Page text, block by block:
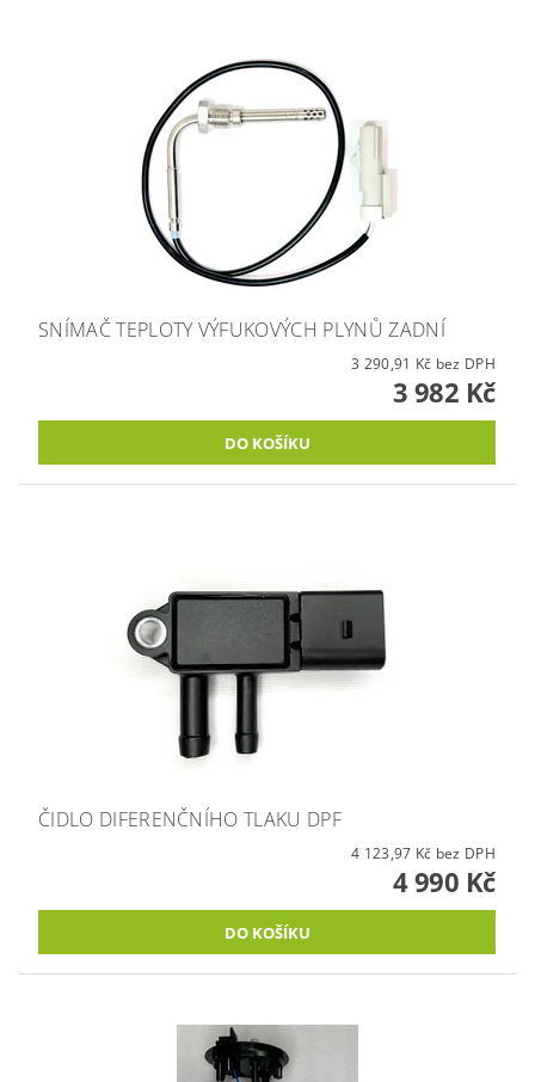
SNÍMAČ TEPLOTY VÝFUKOVÝCH PLYNŮ ZADNÍ
3 290,91 Kč bez DPH
3 982 Kč
ČIDLO DIFERENČNÍHO TLAKU DPF
4 123,97 Kč bez DPH
4 990 Kč